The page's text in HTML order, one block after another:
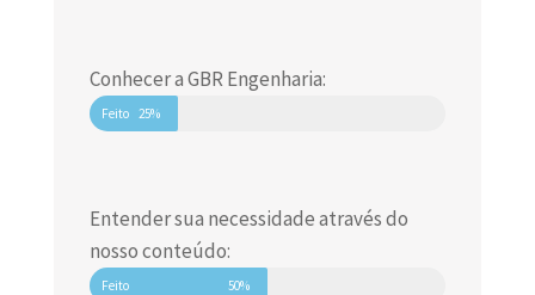
Conhecer a GBR Engenharia:
Feito 25%
Entender sua necessidade através do
nosso conteúdo:
Feito 50%